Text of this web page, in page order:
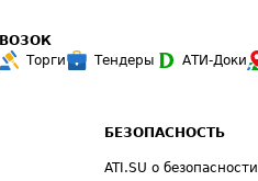
Торги Тендеры АТИ-Доки
БЕЗОПАСНОСТЬ
ATI.SU о безопасности